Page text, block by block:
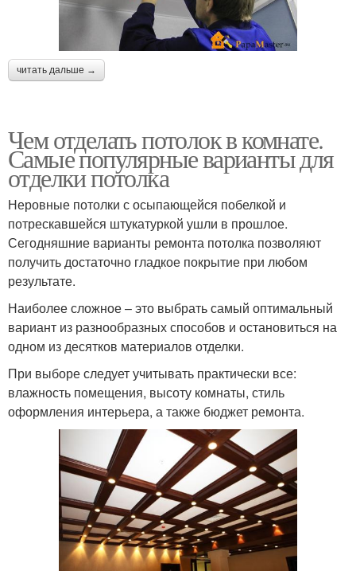
читать дальше →
Чем отделать потолок в комнате.
Самые популярные варианты для
отделки потолка
Неровные потолки с осыпающейся побелкой и
потрескавшейся штукатуркой ушли в прошлое.
Сегодняшние варианты ремонта потолка позволяют
получить достаточно гладкое покрытие при любом
результате.
Наиболее сложное – это выбрать самый оптимальный
вариант из разнообразных способов и остановиться на
одном из десятков материалов отделки.
При выборе следует учитывать практически все:
влажность помещения, высоту комнаты, стиль
оформления интерьера, а также бюджет ремонта.